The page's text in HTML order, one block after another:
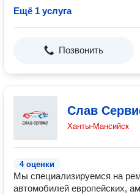
Ещё 1 услуга
Позвонить
Слав
Ханты-Мансийск
4 оценки
Мы специализируемся на
автомобилей европейских,